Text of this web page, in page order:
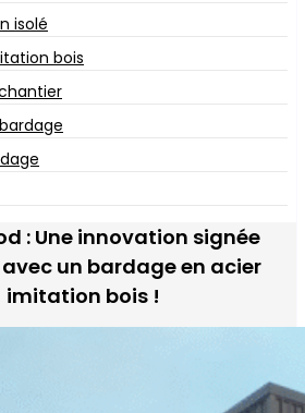
isolé
bois
: Une innovation signée
un bardage en acier
imitation bois !